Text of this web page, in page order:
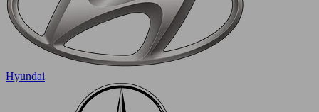
Hyundai